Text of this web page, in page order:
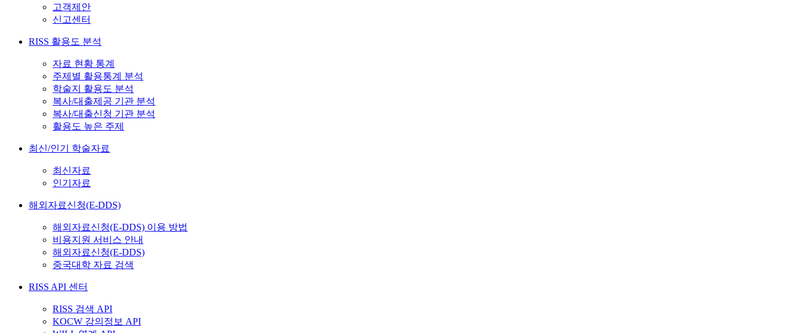
고객제안
신고센터
RISS 활용도 분석
자료 현황 통계
주제별 활용통계 분석
학술지 활용도 분석
복사/대출제공 기관 분석
복사/대출신청 기관 분석
활용도 높은 주제
최신/인기 학술자료
최신자료
인기자료
해외자료신청(E-DDS)
해외자료신청(E-DDS) 이용 방법
비용지원 서비스 안내
해외자료신청(E-DDS)
중국대학 자료 검색
RISS API 센터
RISS 검색 API
KOCW 강의정보 API